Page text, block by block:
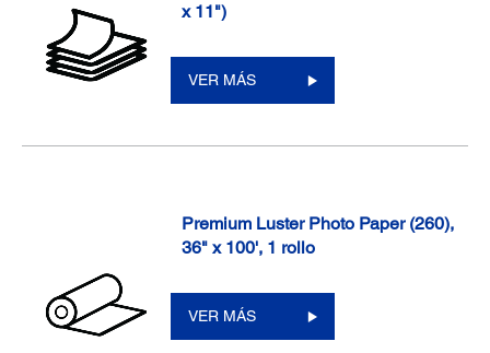
x 11")
VER MÁS
Premium Luster Photo Paper (260),
36" x 100', 1 rollo
VER MÁS